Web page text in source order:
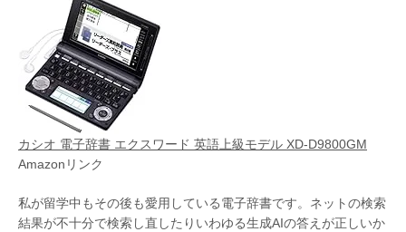
カシオ 電子辞書 エクスワード 英語上級モデル XD-D9800GM
Amazonリンク
私が留学中もその後も愛用している電子辞書です。ネットの検索
結果が不十分で検索し直したりいわゆる生成AIの答えが正しいか